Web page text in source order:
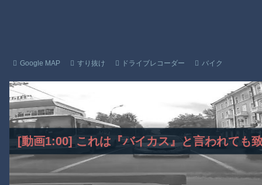
Google MAP すり抜け ドライブレコーダー バイク
[動画1:00] これは『バイカス』と言われても